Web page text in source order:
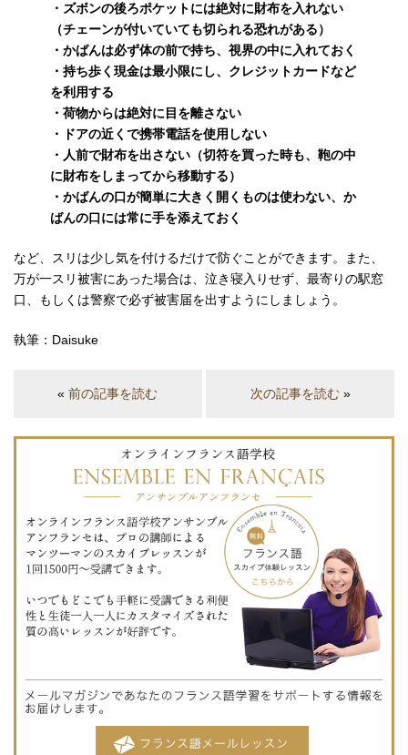
・ズボンの後ろポケットには絶対に財布を入れない
（チェーンが付いていても切られる恐れがある）
・かばんは必ず体の前で持ち、視界の中に入れておく
・持ち歩く現金は最小限にし、クレジットカードなど
を利用する
・荷物からは絶対に目を離さない
・ドアの近くで携帯電話を使用しない
・人前で財布を出さない（切符を買った時も、鞄の中
に財布をしまってから移動する）
・かばんの口が簡単に大きく開くものは使わない、か
ばんの口には常に手を添えておく
など、スリは少し気を付けるだけで防ぐことができます。また、
万が一スリ被害にあった場合は、泣き寝入りせず、最寄りの駅窓
口、もしくは警察で必ず被害届を出すようにしましょう。
執筆：Daisuke
«前の記事を読む 次の記事を読む»